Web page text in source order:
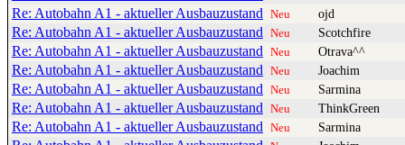
Re: Autobahn A1 - aktueller Ausbauzustand Neu ojd
Re: Autobahn A1 - aktueller Ausbauzustand Neu Scotchfire
Re: Autobahn A1 - aktueller Ausbauzustand Neu Otrava^^
Re: Autobahn A1 - aktueller Ausbauzustand Neu Joachim
Re: Autobahn A1 - aktueller Ausbauzustand Neu Sarmina
Re: Autobahn A1 - aktueller Ausbauzustand Neu ThinkGreen
Re: Autobahn A1 - aktueller Ausbauzustand Neu Sarmina